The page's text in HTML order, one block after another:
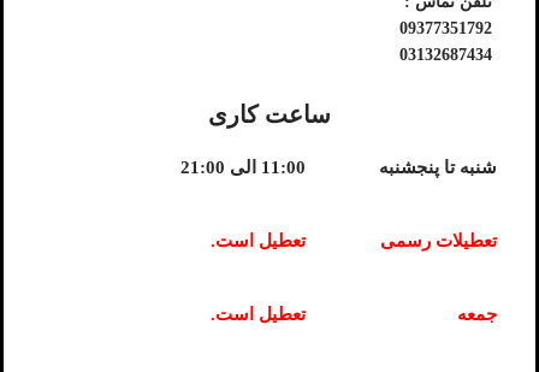
09377351792
03132687434
ساعت کاری
شنبه تا پنجشنبه 11:00 الی 21:00
تعطیلات رسمی تعطیل است.
جمعه تعطیل است.